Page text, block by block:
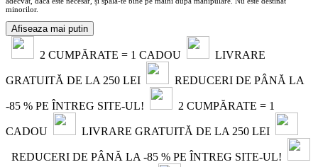
minorilor.
Afiseaza mai putin
2 CUMPĂRATE = 1 CADOU LIVRARE
GRATUITĂ DE LA 250 LEI REDUCERI DE PÂNĂ LA
-85 % PE ÎNTREG SITE-UL! 2 CUMPĂRATE = 1
CADOU LIVRARE GRATUITĂ DE LA 250 LEI
REDUCERI DE PÂNĂ LA -85 % PE ÎNTREG SITE-UL!